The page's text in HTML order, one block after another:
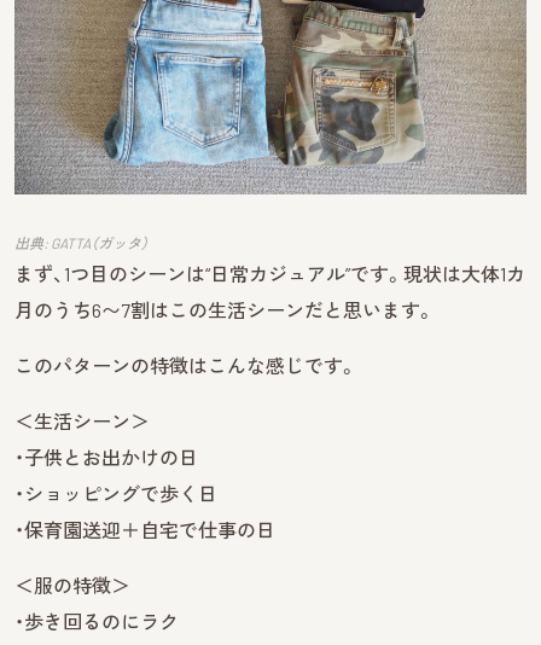
出典: GATTA（ガッタ）
まず、1つ目のシーンは“日常カジュアル”です。現状は大体1カ
月のうち6〜7割はこの生活シーンだと思います。
このパターンの特徴はこんな感じです。
＜生活シーン＞
・子供とお出かけの日
・ショッピングで歩く日
・保育園送迎＋自宅で仕事の日
＜服の特徴＞
・歩き回るのにラク